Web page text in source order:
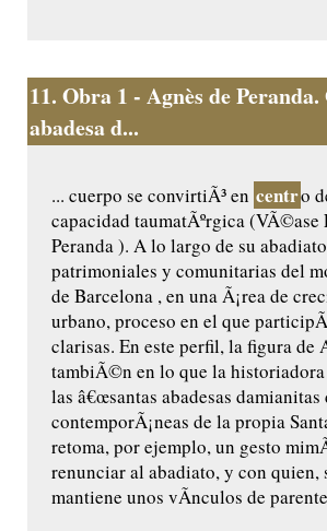
11. Obra 1 - Agnès de
abadesa d...
... cuerpo se convirtiÃ³ en centro
capacidad taumatÃºrgica
Peranda ). A lo largo de su
patrimoniales y comunitarias del
de Barcelona , en una Ã¡rea de
urbano, proceso en el que
clarisas. En este perfil, la figura
tambiÃ©n en lo que la
las â€œsantas abadesas
contemporÃ¡neas de la propia
retoma, por ejemplo, un gesto
renunciar al abadiato, y con quien,
mantiene unos vÃ­nculos de